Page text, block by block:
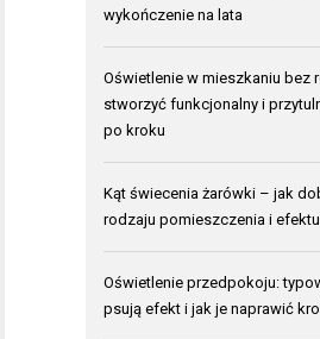
wykończenie na lata
Oświetlenie w mieszkaniu bez
stworzyć funkcjonalny i
po kroku
Kąt świecenia żarówki – jak
rodzaju pomieszczenia i
Oświetlenie przedpokoju:
psują efekt i jak je naprawić